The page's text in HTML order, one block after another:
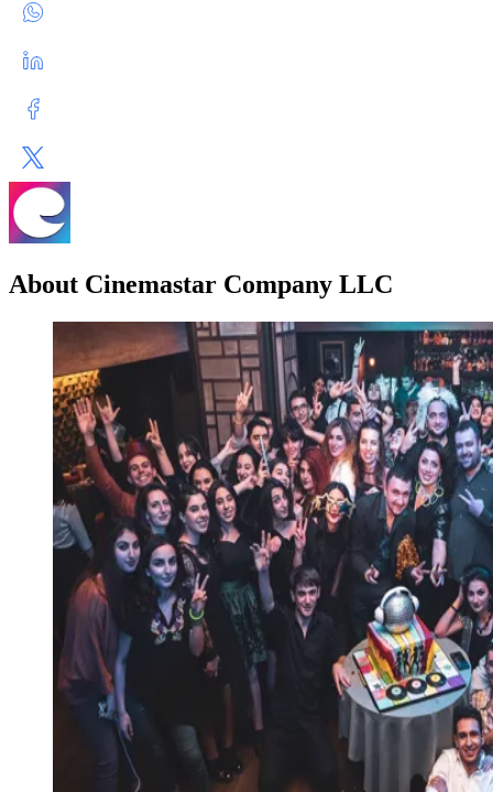
About Cinemastar Company LLC